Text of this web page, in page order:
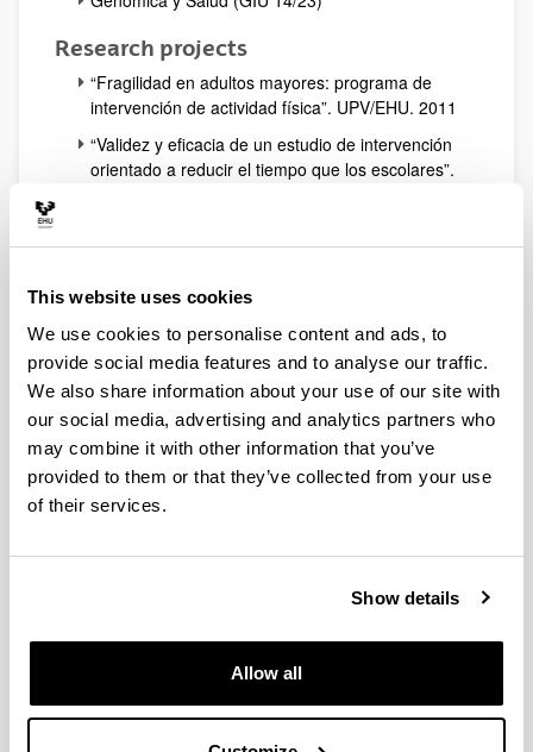
This website uses cookies
We use cookies to personalise content and ads, to
provide social media features and to analyse our traffic.
We also share information about your use of our site with
our social media, advertising and analytics partners who
may combine it with other information that you’ve
provided to them or that they’ve collected from your use
of their services.
Show details
Allow all
Research projects
“Fragilidad en adultos mayores: programa de
intervención de actividad física”. UPV/EHU. 2011
“Validez y eficacia de un estudio de intervención
orientado a reducir el tiempo que los escolares”.
Eusko Jaurlaritza-Gobierno Vasco. S-
PE11UN048. 2011
“Estrategias de mejora del rendimiento en
nadadores de élite mediante el entrenamiento en
altitud moderada (ampliación del Proyecto
ALTITUDE)”. Consejo Superior de
Deportes. 112/UPB10/12. 2013
“Señalización celular en la fertilización y salud
situación de las habilidades de dosificación de
l@s estudiantes de enfermería en la sección